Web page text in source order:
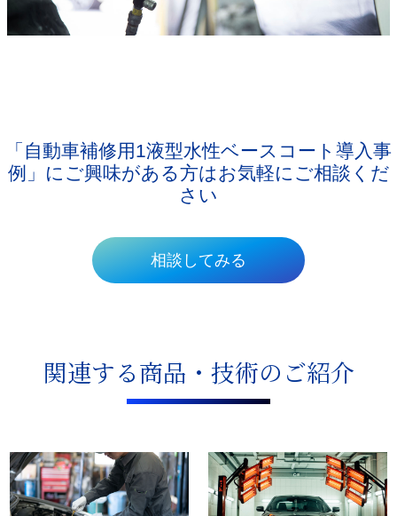
「自動車補修用1液型水性ベースコート導入事
例」にご興味がある方はお気軽にご相談くだ
さい
相談してみる
関連する商品・技術のご紹介